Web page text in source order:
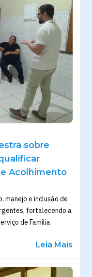
sobre
Acolhimento
manejo e inclusão de
fortalecendo a
de Família
Leia Mais